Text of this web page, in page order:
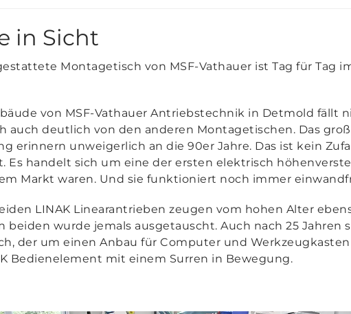
in Sicht
Montagetisch von MSF-Vathauer ist Tag für Tag
von MSF-Vathauer Antriebstechnik in Detmold fällt
auch deutlich von den anderen Montagetischen. Das
erinnern unweigerlich an die 90er Jahre. Das ist kein
Es handelt sich um eine der ersten elektrisch
Markt waren. Und sie funktioniert noch immer
LINAK Linearantrieben zeugen vom hohen Alter
wurde jemals ausgetauscht. Auch nach 25 Jahren
der um einen Anbau für Computer und
Bedienelement mit einem Surren in Bewegung.